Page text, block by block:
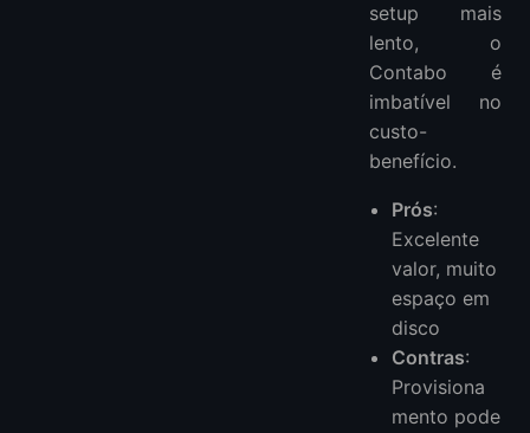
setup mais
lento, o
Contabo é
imbatível no
custo-
benefício.
Prós:
Excelente
valor, muito
espaço em
disco
Contras:
Provisiona
mento pode